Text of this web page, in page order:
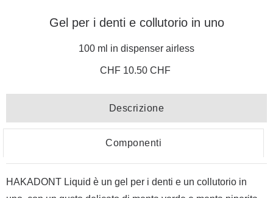
Gel per i denti e collutorio in uno
100 ml in dispenser airless
CHF 10.50 CHF
Descrizione
Componenti
HAKADONT Liquid è un gel per i denti e un collutorio in